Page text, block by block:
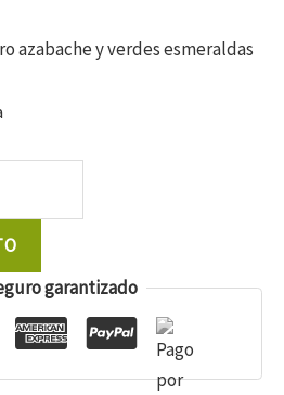
azabache y verdes esmeraldas
garantizado